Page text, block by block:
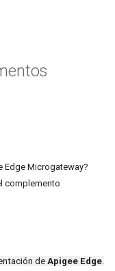
Edge Microgateway?
complemento
deApigee Edge.